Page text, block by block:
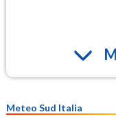
Meteo Sud Italia